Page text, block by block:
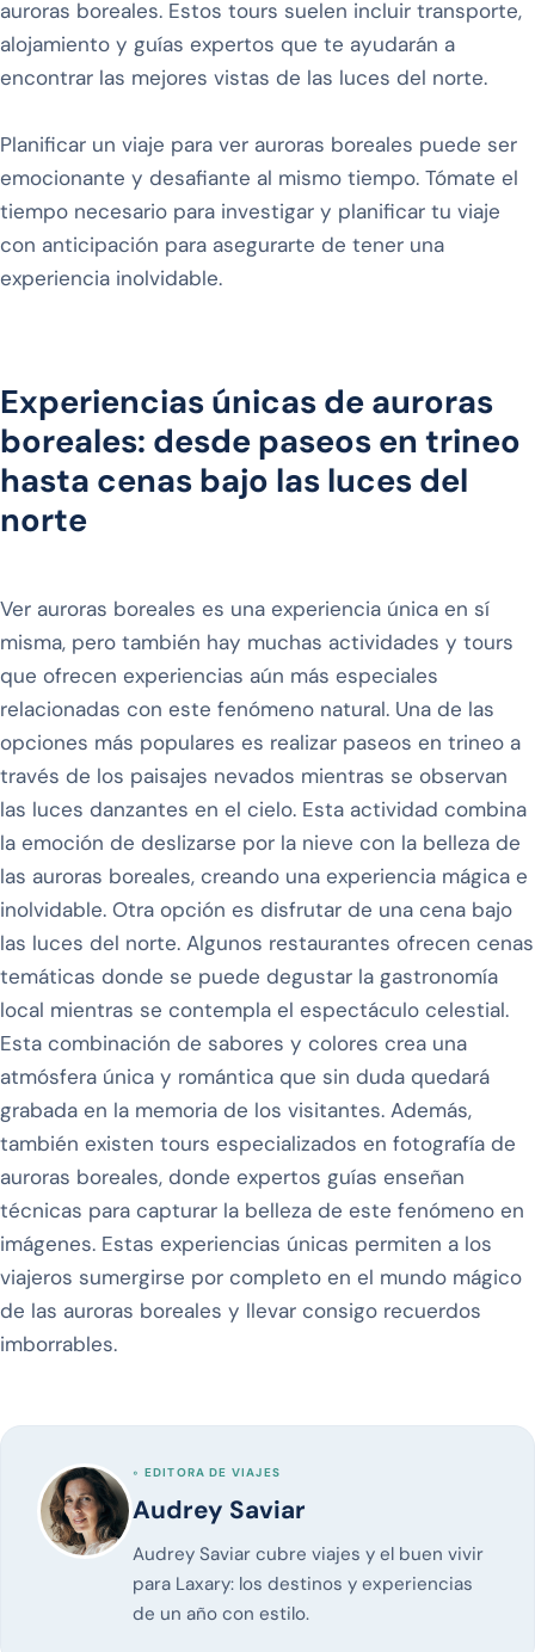
auroras boreales. Estos tours suelen incluir transporte,
alojamiento y guías expertos que te ayudarán a
encontrar las mejores vistas de las luces del norte.
Planificar un viaje para ver auroras boreales puede ser
emocionante y desafiante al mismo tiempo. Tómate el
tiempo necesario para investigar y planificar tu viaje
con anticipación para asegurarte de tener una
experiencia inolvidable.
Experiencias únicas de auroras
boreales: desde paseos en trineo
hasta cenas bajo las luces del
norte
Ver auroras boreales es una experiencia única en sí
misma, pero también hay muchas actividades y tours
que ofrecen experiencias aún más especiales
relacionadas con este fenómeno natural. Una de las
opciones más populares es realizar paseos en trineo a
través de los paisajes nevados mientras se observan
las luces danzantes en el cielo. Esta actividad combina
la emoción de deslizarse por la nieve con la belleza de
las auroras boreales, creando una experiencia mágica e
inolvidable. Otra opción es disfrutar de una cena bajo
las luces del norte. Algunos restaurantes ofrecen cenas
temáticas donde se puede degustar la gastronomía
local mientras se contempla el espectáculo celestial.
Esta combinación de sabores y colores crea una
atmósfera única y romántica que sin duda quedará
grabada en la memoria de los visitantes. Además,
también existen tours especializados en fotografía de
auroras boreales, donde expertos guías enseñan
técnicas para capturar la belleza de este fenómeno en
imágenes. Estas experiencias únicas permiten a los
viajeros sumergirse por completo en el mundo mágico
de las auroras boreales y llevar consigo recuerdos
imborrables.
◦ EDITORA DE VIAJES
Audrey Saviar
Audrey Saviar cubre viajes y el buen vivir
para Laxary: los destinos y experiencias
de un año con estilo.